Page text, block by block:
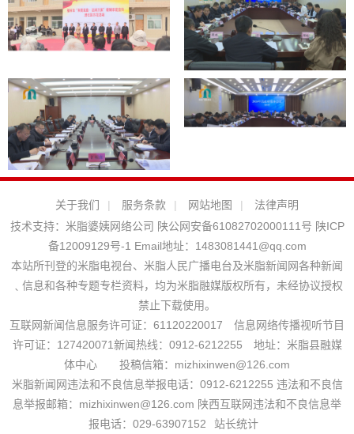
关于我们 | 服务条款 | 网站地图 |
法律声明
技术支持： 米脂婆姨网络公司 陕公网安备61082702000111号 陕ICP
备12009129号-1 Email地址： 1483081441@qq.com
本站所刊登的米脂电视台、米脂人民广播电台及米脂新闻网各种新闻
﹑信息和各种专题专栏资料，均为米脂融媒版权所有，未经协议授权
禁止下载使用。
互联网新闻信息服务许可证：61120220017 信息网络传播视听节目
许可证：127420071新闻热线：0912-6212255 地址：米脂县融媒
体中心 投稿信箱：mizhixinwen@126.com
米脂新闻网违法和不良信息举报电话：0912-6212255 违法和不良信
息举报邮箱：mizhixinwen@126.com 陕西互联网违法和不良信息举
报电话：029-63907152
站长统计